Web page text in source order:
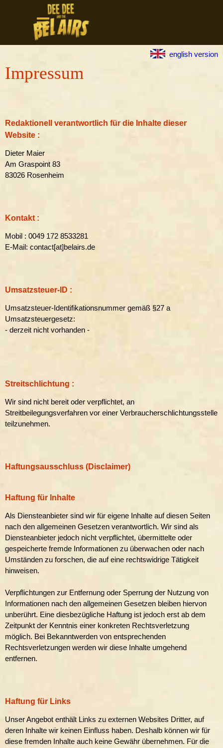
Direkt zum Seiteninhalt
Menü überspringen
english version
Impressum
Redaktionell verantwortlich für die Inhalte dieser
Website :
Dieter Maier
Am Graspoint 83
83026 Rosenheim
Kontakt :
Mobil : 0049 172 8533281
E-Mail: contact[at]belairs.de
Umsatzsteuer-ID :
Umsatzsteuer-Identifikationsnummer gemäß §27 a
Umsatzsteuergesetz:
- derzeit nicht vorhanden -
Streitschlichtung :
Wir sind nicht bereit oder verpflichtet, an
Streitbeilegungsverfahren vor einer Verbraucherschlichtungsstelle
teilzunehmen.
Haftungsausschluss (Disclaimer)
Haftung für Inhalte
Als Diensteanbieter sind wir für eigene Inhalte auf diesen Seiten
nach den allgemeinen Gesetzen verantwortlich. Wir sind als
Diensteanbieter jedoch nicht verpflichtet, übermittelte oder
gespeicherte fremde Informationen zu überwachen oder nach
Umständen zu forschen, die auf eine rechtswidrige Tätigkeit
hinweisen.
Verpflichtungen zur Entfernung oder Sperrung der Nutzung von
Informationen nach den allgemeinen Gesetzen bleiben hiervon
unberührt. Eine diesbezügliche Haftung ist jedoch erst ab dem
Zeitpunkt der Kenntnis einer konkreten Rechtsverletzung
möglich. Bei Bekanntwerden von entsprechenden
Rechtsverletzungen werden wir diese Inhalte umgehend
entfernen.
Haftung für Links
Unser Angebot enthält Links zu externen Websites Dritter, auf
deren Inhalte wir keinen Einfluss haben. Deshalb können wir für
diese fremden Inhalte auch keine Gewähr übernehmen. Für die